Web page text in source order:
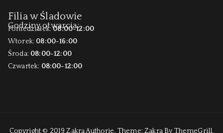
Filia w Śladowie
Godziny otwarcia:
Poniedziałek:08:00-12:00
Wtorek: 08:00-16:00
Środa: 08:00-12:00
Czwartek: 08:00-12:00
Copyright © 2019Zakra Authorie. Theme:ZakraBy ThemeGrill.